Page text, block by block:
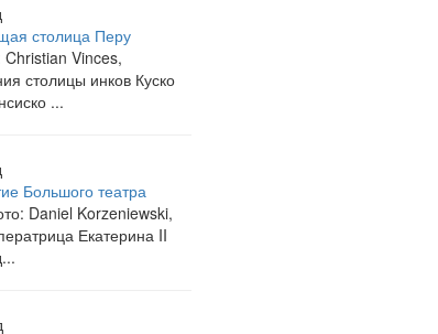
столица Перу
Vinces,
столицы инков Куско
...
Большого театра
Daniel Korzeniewski,
Екатерина II